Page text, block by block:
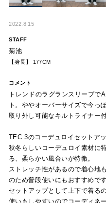
2022.8.15
STAFF
菊池
【身長】 177CM
コメント
トレンドのラグランスリーブで
ト。ややオーバーサイズで今っ
取り外し可能なキルトライナー
TEC.3のコーデュロイセットア
秋冬らしいコーデュロイ素材に
る、柔らかい風合いが特徴。
ストレッチ性があるので着心地
のため普段使いにもおすすめです
セットアップとして上下で着る
使いもしやすいのでコーディネ